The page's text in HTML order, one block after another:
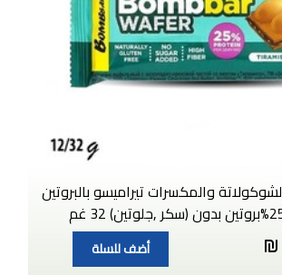
والمكسرات تيراميسو بالبروتين
أضف للسلة